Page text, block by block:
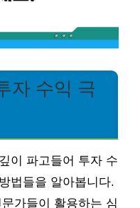
자 수익 극
이 파고들어 투자 수
법들을 알아봅니다.
가들이 활용하는 심